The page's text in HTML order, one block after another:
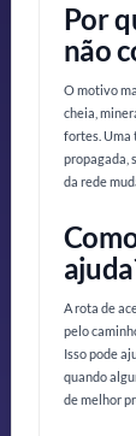
Por
não
O motivo
cheia,
fortes. Uma
propagada,
da rede
A rota de
pelo
Isso pode
quando
de melhor